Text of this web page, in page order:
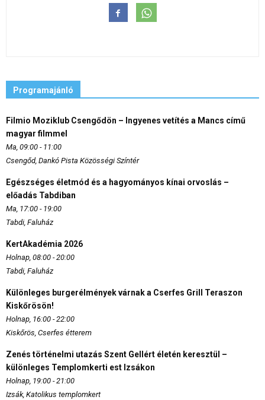
Programajánló
Filmio Moziklub Csengődön – Ingyenes vetítés a Mancs című
magyar filmmel
Ma, 09:00 - 11:00
Csengőd, Dankó Pista Közösségi Színtér
Egészséges életmód és a hagyományos kínai orvoslás –
előadás Tabdiban
Ma, 17:00 - 19:00
Tabdi, Faluház
KertAkadémia 2026
Holnap, 08:00 - 20:00
Tabdi, Faluház
Különleges burgerélmények várnak a Cserfes Grill Teraszon
Kiskőrösön!
Holnap, 16:00 - 22:00
Kiskőrös, Cserfes étterem
Zenés történelmi utazás Szent Gellért életén keresztül –
különleges Templomkerti est Izsákon
Holnap, 19:00 - 21:00
Izsák, Katolikus templomkert